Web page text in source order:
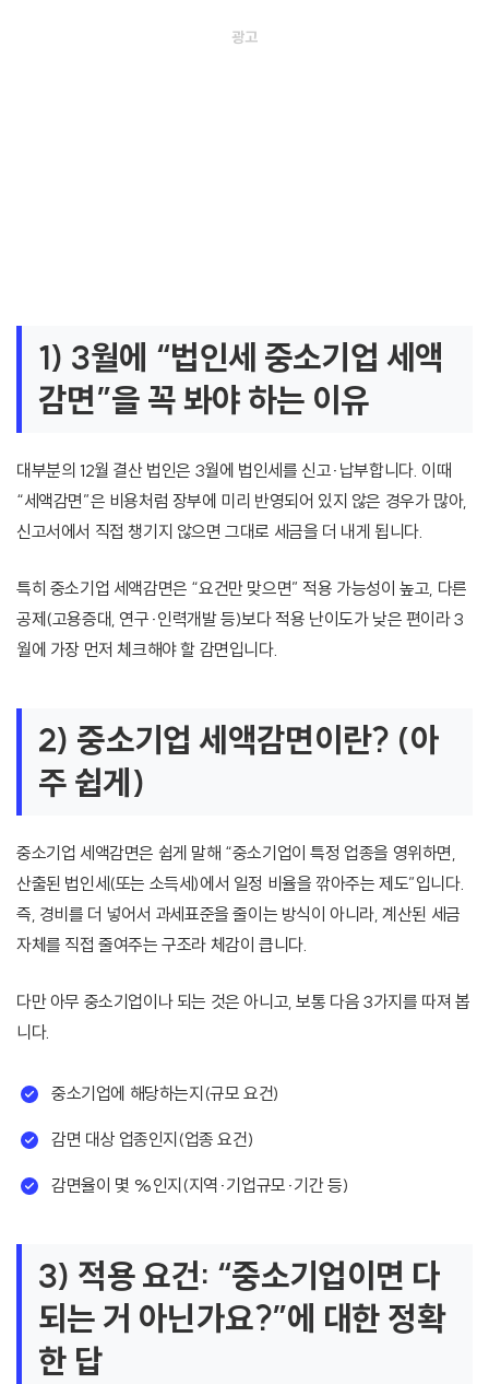
1) 3월에 “법인세 중소기업 세액
감면”을 꼭 봐야 하는 이유
대부분의 12월 결산 법인은 3월에 법인세를 신고·납부합니다. 이때
“세액감면”은 비용처럼 장부에 미리 반영되어 있지 않은 경우가 많아,
신고서에서 직접 챙기지 않으면 그대로 세금을 더 내게 됩니다.
특히 중소기업 세액감면은 “요건만 맞으면” 적용 가능성이 높고, 다른
공제(고용증대, 연구·인력개발 등)보다 적용 난이도가 낮은 편이라 3
월에 가장 먼저 체크해야 할 감면입니다.
2) 중소기업 세액감면이란? (아
주 쉽게)
중소기업 세액감면은 쉽게 말해 “중소기업이 특정 업종을 영위하면,
산출된 법인세(또는 소득세)에서 일정 비율을 깎아주는 제도”입니다.
즉, 경비를 더 넣어서 과세표준을 줄이는 방식이 아니라, 계산된 세금
자체를 직접 줄여주는 구조라 체감이 큽니다.
다만 아무 중소기업이나 되는 것은 아니고, 보통 다음 3가지를 따져 봅
니다.
중소기업에 해당하는지(규모 요건)
감면 대상 업종인지(업종 요건)
감면율이 몇 %인지(지역·기업규모·기간 등)
3) 적용 요건: “중소기업이면 다
되는 거 아닌가요?”에 대한 정확
한 답